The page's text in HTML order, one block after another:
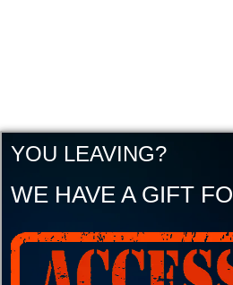
YOU LEAVING?
WE HAVE A GIFT